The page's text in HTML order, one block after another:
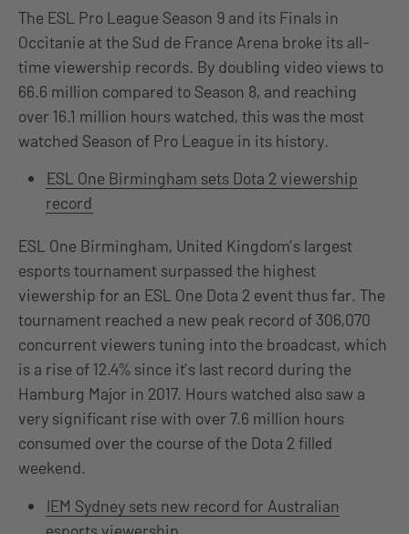
The ESL Pro League Season 9 and its Finals in
Occitanie at the Sud de France Arena broke its all-
time viewership records. By doubling video views to
66.6 million compared to Season 8, and reaching
over 16.1 million hours watched, this was the most
watched Season of Pro League in its history.
ESL One Birmingham sets Dota 2 viewership
record
ESL One Birmingham, United Kingdom’s largest
esports tournament surpassed the highest
viewership for an ESL One Dota 2 event thus far. The
tournament reached a new peak record of 306,070
concurrent viewers tuning into the broadcast, which
is a rise of 12.4% since it’s last record during the
Hamburg Major in 2017. Hours watched also saw a
very significant rise with over 7.6 million hours
consumed over the course of the Dota 2 filled
weekend.
IEM Sydney sets new record for Australian